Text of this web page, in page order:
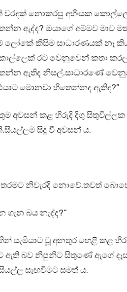
වරදක් නොකරපු අහිංසක
ඇද්ද? ඔයාගේ අම්මව මාව
කිසිම සාධාරණයක් නෑ
රට වෙනුවෙන් කතා
ඇතිද නිසල්.සාධාරණේ
මොනවා හිතෙන්නද ඇතිද?”
අවසන් කළ හිරුදි දිගු සිතුවිල්ලක
සිදු වී අවසන්‍ ය.
නිවැරදි නොවේ.තවත්
ගැන බය නැද්ද?”
සැමියාට වූ අනතුර හෙළි කළ
බව නිපුනිට සිතුණේ ඇගේ
සැඟවීමට සමත් ය.